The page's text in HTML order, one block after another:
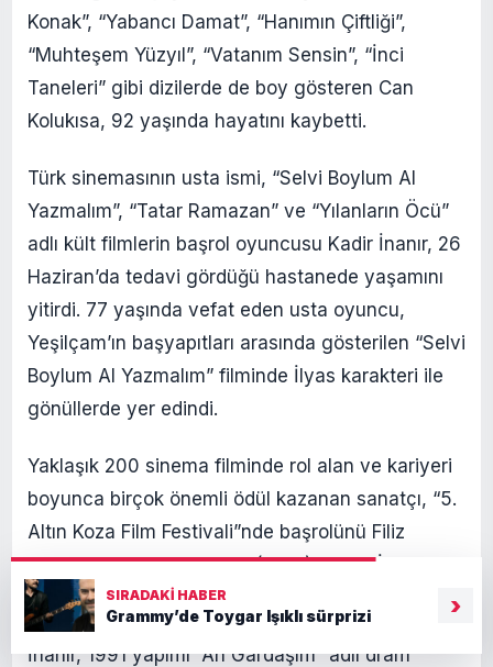
Konak”, “Yabancı Damat”, “Hanımın Çiftliği”,
“Muhteşem Yüzyıl”, “Vatanım Sensin”, “İnci
Taneleri” gibi dizilerde de boy gösteren Can
Kolukısa, 92 yaşında hayatını kaybetti.
Türk sinemasının usta ismi, “Selvi Boylum Al
Yazmalım”, “Tatar Ramazan” ve “Yılanların Öcü”
adlı kült filmlerin başrol oyuncusu Kadir İnanır, 26
Haziran’da tedavi gördüğü hastanede yaşamını
yitirdi. 77 yaşında vefat eden usta oyuncu,
Yeşilçam’ın başyapıtları arasında gösterilen “Selvi
Boylum Al Yazmalım” filminde İlyas karakteri ile
gönüllerde yer edindi.
Yaklaşık 200 sinema filminde rol alan ve kariyeri
boyunca birçok önemli ödül kazanan sanatçı, “5.
Altın Koza Film Festivali”nde başrolünü Filiz
Akın’la paylaştığı “Utanç” (1973) ile “En İyi Erkek
Oyuncu” seçildi.
İnanır, 1991 yapımı “Ah Gardaşım” adlı dram
SIRADAKI HABER
Grammy’de Toygar Işıklı sürprizi ›